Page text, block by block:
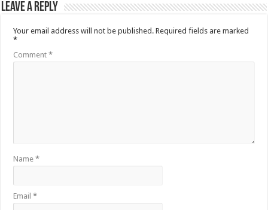
Leave a Reply
Your email address will not be published. Required fields are marked
*
Comment*
Name*
Email*